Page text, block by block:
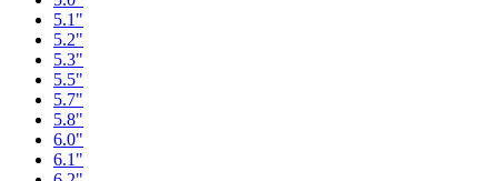
5.1"
5.2"
5.3"
5.5"
5.7"
5.8"
6.0"
6.1"